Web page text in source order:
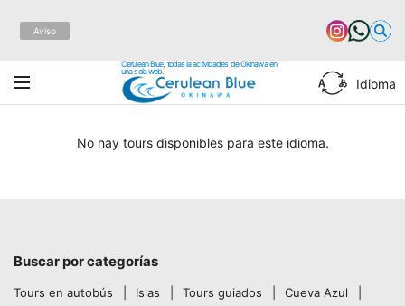
Aviso
Cerulean Blue, todas la actividades de Okinawa en
una sola web.
Idioma
No hay tours disponibles para este idioma.
Buscar por categorías
Tours en autobús Islas Tours guiados
Cueva Azul